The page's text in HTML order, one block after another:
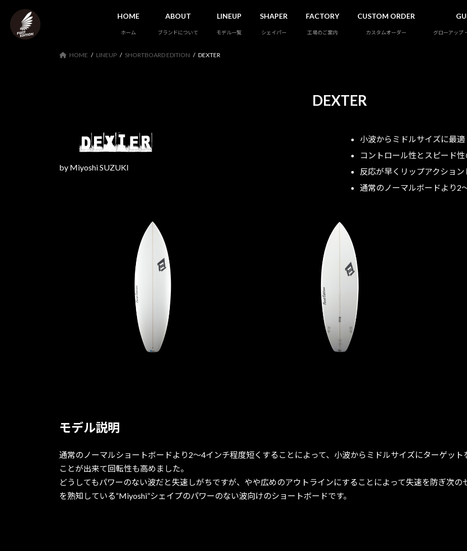
HOME
ホーム
ABOUT
ブランドについて
LINEUP
モデル一覧
SHAPER
シェイパー
FACTORY
工場のご案内
CUSTOM ORDER
カスタムオーダー グローアップ
HOME LINEUP SHORTBOARD EDITION DEXTER
DEXTER
by Miyoshi SUZUKI
小波からミドルサイズに最適
コントロール性とスピード
反応が早くリップアクション
通常のノーマルボードより2
モデル説明
通常のノーマルショートボードより2～4インチ程度短くすることによって、小波からミドルサイズにターゲッ
ことが出来て回転性も高めました。
どうしてもパワーのない波だと失速しがちですが、やや広めのアウトラインにすることによって失速を防ぎ次
を熟知している“Miyoshi”シェイプのパワーのない波向けのショートボードです。